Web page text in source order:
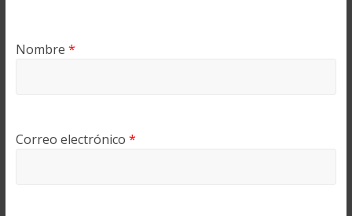
Nombre *
Correo electrónico *